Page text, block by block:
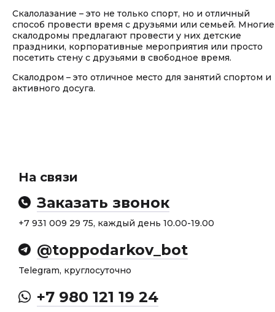
Скалолазание – это не только спорт, но и отличный
способ провести время с друзьями или семьей. Многие
скалодромы предлагают провести у них детские
праздники, корпоративные мероприятия или просто
посетить стену с друзьями в свободное время.
Скалодром – это отличное место для занятий спортом и
активного досуга.
На связи
Заказать звонок
+7 931 009 29 75, каждый день 10.00-19.00
@toppodarkov_bot
Telegram, круглосуточно
+7 980 121 19 24